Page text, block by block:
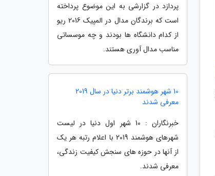
پردازد در گزارشی به این موضوع پرداخته
است که برندگان مدال در المپیک 2016 ریو
از کدام دانشگاه ها بودند و چه موسساتی
مناسب مدال آوری هستند.
10 شهر هوشمند برتر دنیا در سال 2019
معرفی شدند
خبرنگاران : 10 شهر اول دنیا در لیست
شهرهای هوشمند 2019 با اعلام رتبه هر یک
از آنها در حوزه های سنجش کیفیت زندگی،
معرفی شدند.